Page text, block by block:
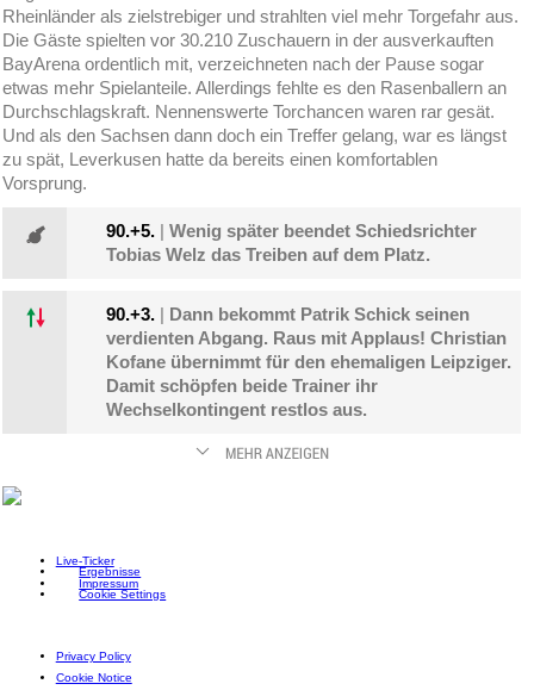
Rheinländer als zielstrebiger und strahlten viel mehr Torgefahr aus.
Die Gäste spielten vor 30.210 Zuschauern in der ausverkauften
BayArena ordentlich mit, verzeichneten nach der Pause sogar
etwas mehr Spielanteile. Allerdings fehlte es den Rasenballern an
Durchschlagskraft. Nennenswerte Torchancen waren rar gesät.
Und als den Sachsen dann doch ein Treffer gelang, war es längst
zu spät, Leverkusen hatte da bereits einen komfortablen
Vorsprung.
90.+5. |Wenig später beendet Schiedsrichter
Tobias Welz das Treiben auf dem Platz.
90.+3. | Dann bekommt Patrik Schick seinen
verdienten Abgang. Raus mit Applaus! Christian
Kofane übernimmt für den ehemaligen Leipziger.
Damit schöpfen beide Trainer ihr
Wechselkontingent restlos aus.
Live-Ticker
Ergebnisse
Impressum
Cookie Settings
Privacy Policy
Cookie Notice